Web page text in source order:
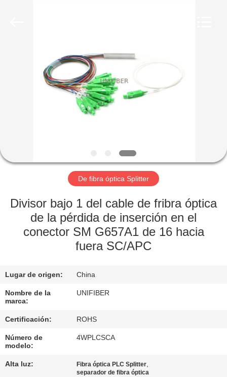
PRODUCTOS
VIAJE
LA
FÁBRICA
CALIDAD
ÉNTRENOS
EN
CONTACTO
CON
De fibra óptica Splitter
Divisor bajo 1 del cable de fribra óptica
de la pérdida de inserción en el
conector SM G657A1 de 16 hacia
fuera SC/APC
Lugar de origen: China
Nombre de la
marca:
UNIFIBER
Certificación: ROHS
Número de
modelo:
4WPLCSCA
Alta luz: Fibra óptica PLC Splitter,
separador de fibra óptica